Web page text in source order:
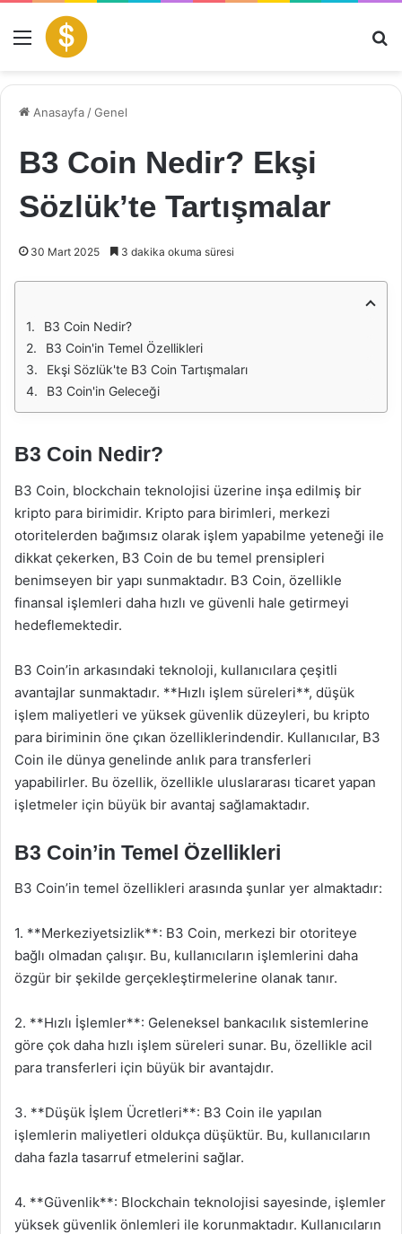
Menü
Anasayfa /Genel
B3 Coin Nedir? Ekşi
Sözlük’te Tartışmalar
30 Mart 2025 3 dakika okuma süresi
B3 Coin Nedir?
B3 Coin'in Temel Özellikleri
Ekşi Sözlük'te B3 Coin Tartışmaları
B3 Coin'in Geleceği
B3 Coin Nedir?
B3 Coin, blockchain teknolojisi üzerine inşa edilmiş bir
kripto para birimidir. Kripto para birimleri, merkezi
otoritelerden bağımsız olarak işlem yapabilme yeteneği ile
dikkat çekerken, B3 Coin de bu temel prensipleri
benimseyen bir yapı sunmaktadır. B3 Coin, özellikle
finansal işlemleri daha hızlı ve güvenli hale getirmeyi
hedeflemektedir.
B3 Coin’in arkasındaki teknoloji, kullanıcılara çeşitli
avantajlar sunmaktadır. **Hızlı işlem süreleri**, düşük
işlem maliyetleri ve yüksek güvenlik düzeyleri, bu kripto
para biriminin öne çıkan özelliklerindendir. Kullanıcılar, B3
Coin ile dünya genelinde anlık para transferleri
yapabilirler. Bu özellik, özellikle uluslararası ticaret yapan
işletmeler için büyük bir avantaj sağlamaktadır.
B3 Coin’in Temel Özellikleri
B3 Coin’in temel özellikleri arasında şunlar yer almaktadır:
1. **Merkeziyetsizlik**: B3 Coin, merkezi bir otoriteye
bağlı olmadan çalışır. Bu, kullanıcıların işlemlerini daha
özgür bir şekilde gerçekleştirmelerine olanak tanır.
2. **Hızlı İşlemler**: Geleneksel bankacılık sistemlerine
göre çok daha hızlı işlem süreleri sunar. Bu, özellikle acil
para transferleri için büyük bir avantajdır.
3. **Düşük İşlem Ücretleri**: B3 Coin ile yapılan
işlemlerin maliyetleri oldukça düşüktür. Bu, kullanıcıların
daha fazla tasarruf etmelerini sağlar.
4. **Güvenlik**: Blockchain teknolojisi sayesinde, işlemler
yüksek güvenlik önlemleri ile korunmaktadır. Kullanıcıların